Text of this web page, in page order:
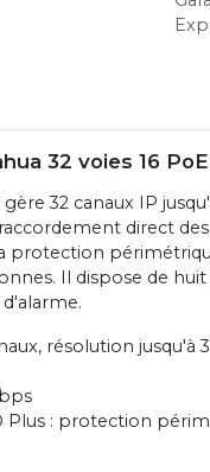
32 voies 16
32 canaux IP
direct
protection
Il dispose de
résolution jusqu'à
Plus : protection